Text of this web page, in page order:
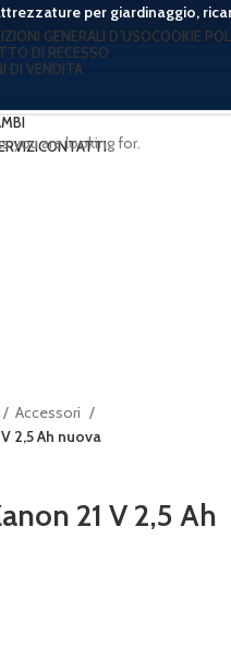
per giardinaggio,
GENERALI D’USOCOOKIE
DI RECESSO
DI VENDITA
CONTATTI
Accessori
2,5 Ah nuova
21 V 2,5 Ah
you are looking for.